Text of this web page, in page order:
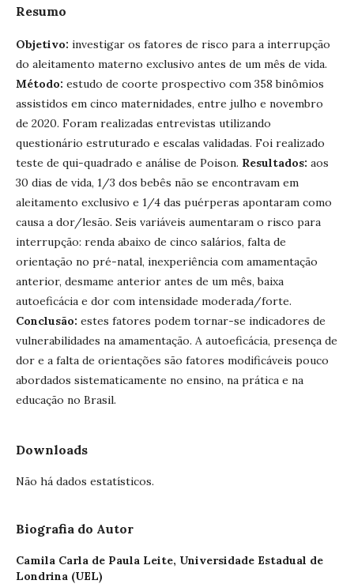
Resumo
Objetivo: investigar os fatores de risco para a interrupção
do aleitamento materno exclusivo antes de um mês de vida.
Método: estudo de coorte prospectivo com 358 binômios
assistidos em cinco maternidades, entre julho e novembro
de 2020. Foram realizadas entrevistas utilizando
questionário estruturado e escalas validadas. Foi realizado
teste de qui-quadrado e análise de Poison. Resultados: aos
30 dias de vida, 1/3 dos bebês não se encontravam em
aleitamento exclusivo e 1/4 das puérperas apontaram como
causa a dor/lesão. Seis variáveis aumentaram o risco para
interrupção: renda abaixo de cinco salários, falta de
orientação no pré-natal, inexperiência com amamentação
anterior, desmame anterior antes de um mês, baixa
autoeficácia e dor com intensidade moderada/forte.
Conclusão: estes fatores podem tornar-se indicadores de
vulnerabilidades na amamentação. A autoeficácia, presença de
dor e a falta de orientações são fatores modificáveis pouco
abordados sistematicamente no ensino, na prática e na
educação no Brasil.
Downloads
Não há dados estatísticos.
Biografia do Autor
Camila Carla de Paula Leite, Universidade Estadual de
Londrina (UEL)